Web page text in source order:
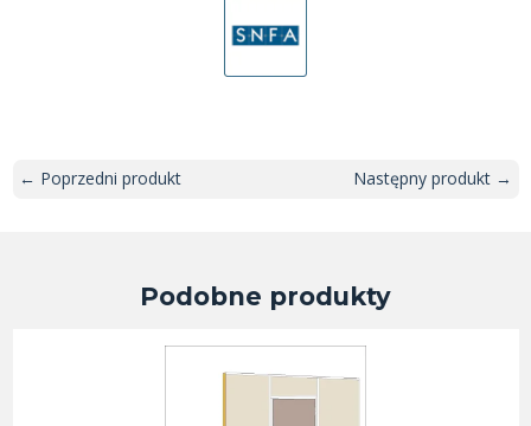
← Poprzedni produkt Następny produkt →
Podobne produkty